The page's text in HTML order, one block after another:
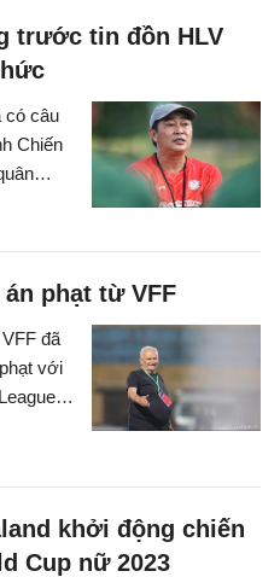
trước tin đồn HLV
có câu
Chiến
án phạt từ VFF
đã
với
HLV
khởi động chiến
Cup nữ 2023